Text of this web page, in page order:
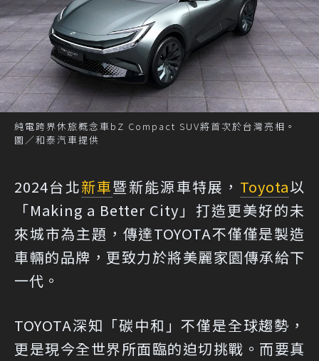
純電跨界休旅概念車bZ Compact SUV將首次於台灣亮相。
圖／和泰汽車提供
2024台北新車暨新能源車特展， Toyota以
「Making a Better City」打造更美好的未
來城市為主題，傳達TOYOTA不僅僅是製造
車輛的品牌，更致力於將美麗家園傳承給下
一代。
TOYOTA深知「碳中和」不僅是全球趨勢，
更是現今全世界所面臨的迫切挑戰。而要真